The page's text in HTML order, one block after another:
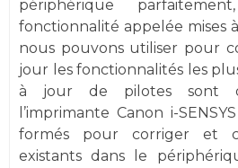
périphérique
fonctionnalité appelée mises
nous pouvons utiliser pour
jour les fonctionnalités les
à jour de pilotes sont
l’imprimante Canon i-
formés pour corriger et
existants dans le